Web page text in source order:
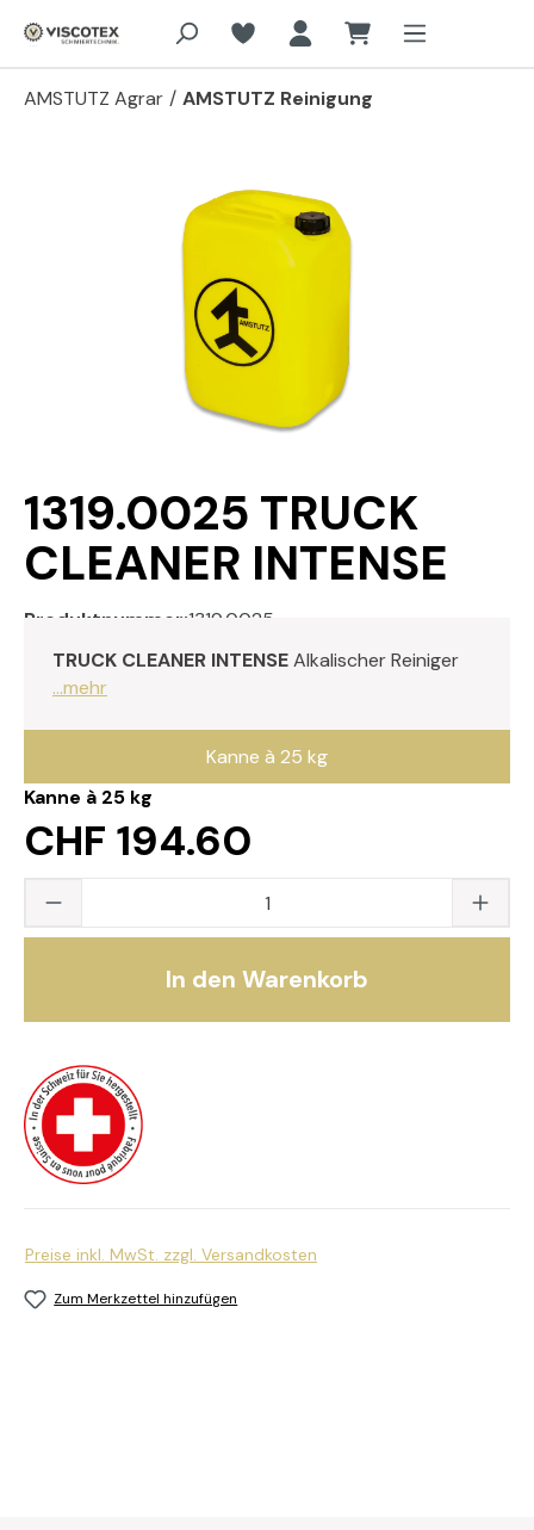
Zum Hauptinhalt springen
AMSTUTZ Agrar / AMSTUTZ Reinigung
Bildergalerie überspringen
1319.0025 TRUCK
CLEANER INTENSE
Produktnummer:1319.0025
TRUCK CLEANER INTENSEAlkalischer Reiniger
...mehr
Kanne à 25 kg
CHF 194.60
Kanne à 25 kg
Produkt Anzahl: Gib den gewünschten
In den Warenkorb
Preise inkl. MwSt. zzgl. Versandkosten
Zum Merkzettel hinzufügen